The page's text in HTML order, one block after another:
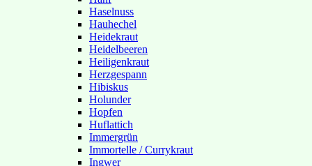
Haselnuss
Hauhechel
Heidekraut
Heidelbeeren
Heiligenkraut
Herzgespann
Hibiskus
Holunder
Hopfen
Huflattich
Immergrün
Immortelle / Currykraut
Ingwer